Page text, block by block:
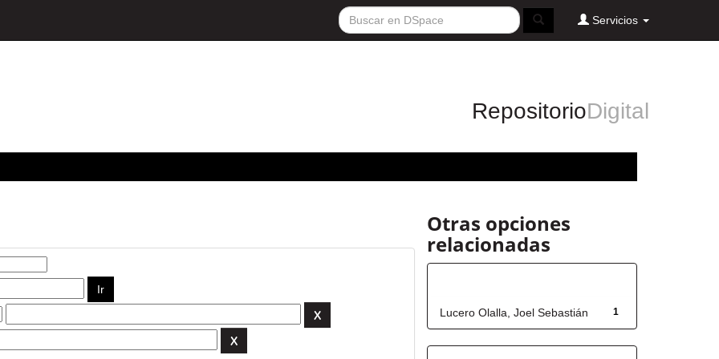
Servicios
RepositorioDigital
Otras opciones
relacionadas
1
Lucero Olalla, Joel Sebastián